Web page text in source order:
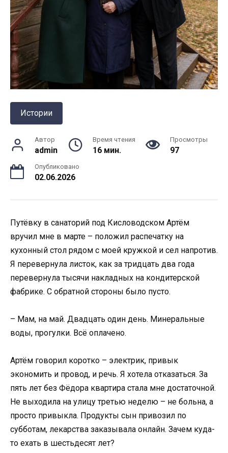
Истории
Автор
admin
Время чтения
16 мин.
Просмотры
97
Опубликовано
02.06.2026
Путёвку в санаторий под Кисловодском Артём
вручил мне в марте – положил распечатку на
кухонный стол рядом с моей кружкой и сел напротив.
Я перевернула листок, как за тридцать два года
перевернула тысячи накладных на кондитерской
фабрике. С обратной стороны было пусто.
– Мам, на май. Двадцать один день. Минеральные
воды, прогулки. Всё оплачено.
Артём говорил коротко – электрик, привык
экономить и провод, и речь. Я хотела отказаться. За
пять лет без Фёдора квартира стала мне достаточной.
Не выходила на улицу третью неделю – не больна, а
просто привыкла. Продукты сын привозил по
субботам, лекарства заказывала онлайн. Зачем куда-
то ехать в шестьдесят лет?